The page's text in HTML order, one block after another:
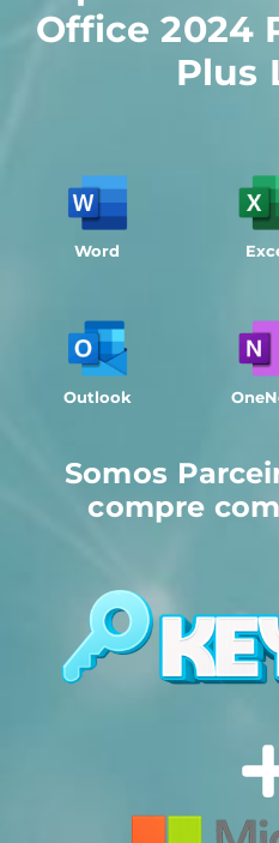
Office 2024
Plus
Word
Outlook
Somos
compre